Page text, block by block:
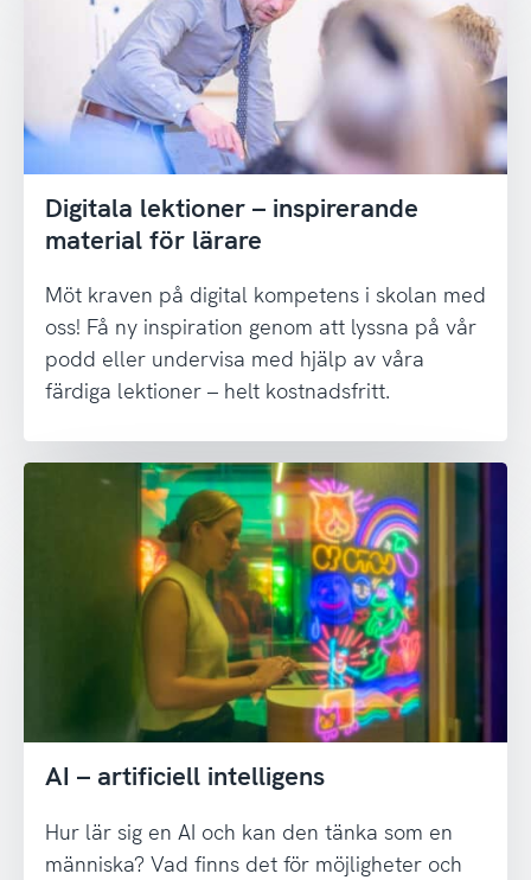
Digitala lektioner – inspirerande
material för lärare
Möt kraven på digital kompetens i skolan med
oss! Få ny inspiration genom att lyssna på vår
podd eller undervisa med hjälp av våra
färdiga lektioner – helt kostnadsfritt.
AI – artificiell intelligens
Hur lär sig en AI och kan den tänka som en
människa? Vad finns det för möjligheter och